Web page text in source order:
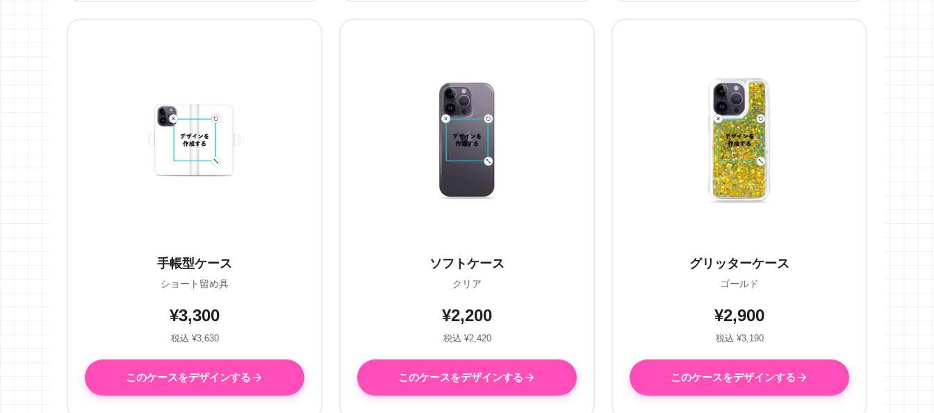
手帳型ケース
ショート留め具
¥3,300
税込 ¥3,630
このケースをデザインする
ソフトケース
クリア
¥2,200
税込 ¥2,420
このケースをデザインする
グリッターケース
ゴールド
¥2,900
税込 ¥3,190
このケースをデザインする